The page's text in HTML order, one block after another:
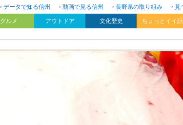
データで知る信州 動画で見る信州 長野県の取り組み
見
グルメ アウトドア 文化歴史 ちょっとイイ話